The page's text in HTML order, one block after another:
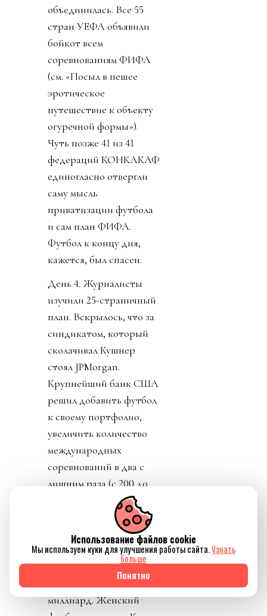
объединилась. Все 55
стран УЕФА объявили
бойкот всем
соревнованиям ФИФА
(см. «Посыл в пешее
эротическое
путешествие к объекту
огуречной формы»).
Чуть позже 41 из 41
федераций КОНКАКАФ
единогласно отвергли
саму мысль
приватизации футбола
и сам план ФИФА.
Футбол к концу дня,
кажется, был спасен.
День 4. Журналисты
изучили 25-страничный
план. Вскрылось, что за
синдикатом, который
сколачивал Кушнер
стоял JPMorgan.
Крупнейший банк США
решил добавить футбол
к своему портфолио,
увеличить количество
международных
соревнований в два с
лишним раза (с 200 до
450). Финансисты сочли
недомонетизированным.
Прибыль FIFA - около
$3.6 миллиарда в год, а
NFL приносит аж $21
миллиард. Женский
Использование файлов cookie
Мы используем куки для улучшения работы сайта.Узнать
больше
Понятно